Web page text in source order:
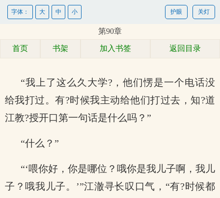
关灯
护眼
字体： 大 中 小
第90章
首页 书架 加入书签 返回目录
“我上了这么久大学?，他们愣是一个电话没
给我打过。有?时候我主动给他们打过去，知?道
江教?授开口第一句话是什么吗？”
“什么？”
“‘喂你好，你是哪位？哦你是我儿子啊，我儿
子？哦我儿子。’”江澈寻长叹口气，“有?时候都